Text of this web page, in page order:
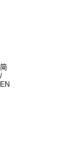
简
/
EN